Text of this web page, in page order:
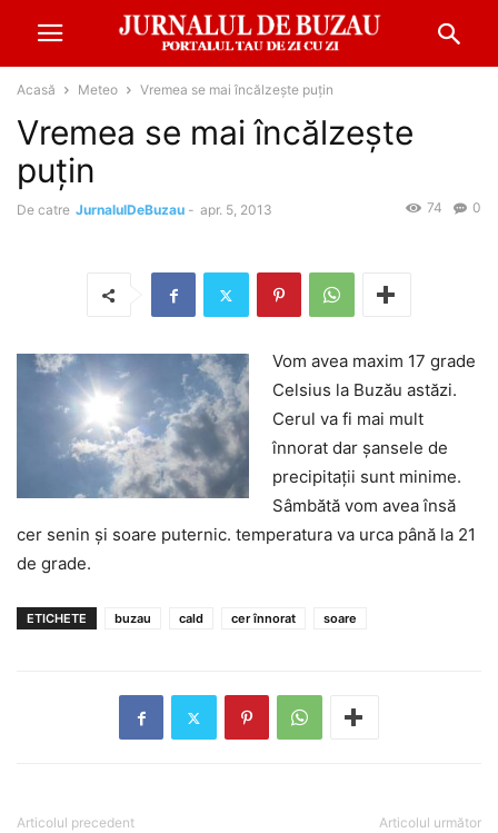
Acasă Meteo Vremea se mai încălzește puțin
Vremea se mai încălzește
puțin
De catre JurnalulDeBuzau - apr. 5, 2013 0
74
Vom avea maxim 17 grade
Celsius la Buzău astăzi.
Cerul va fi mai mult
înnorat dar șansele de
precipitații sunt minime.
Sâmbătă vom avea însă
cer senin și soare puternic. temperatura va urca până la 21
de grade.
ETICHETE buzau cald cer înnorat soare
Articolul precedent Articolul următor